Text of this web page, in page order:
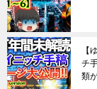
【
チ
類